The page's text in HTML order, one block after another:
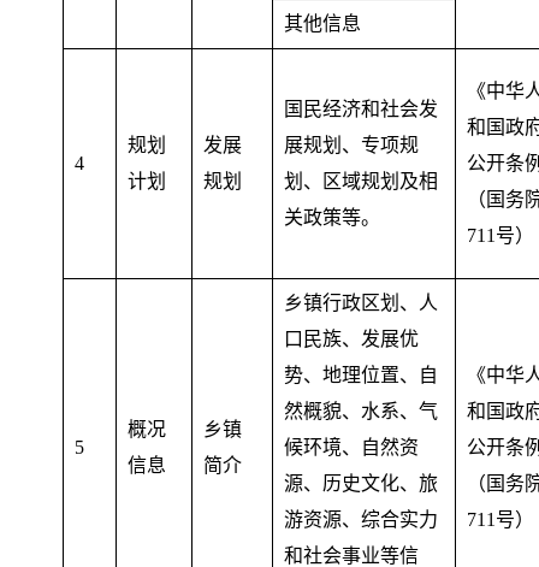
其他信息
4
规划
计划
发展
规划
国民经济和社会发
展规划、专项规
划、区域规划及相
关政策等。
《中华
和国政
公开条
（国务
711号）
5
概况
信息
乡镇
简介
乡镇行政区划、人
口民族、发展优
势、地理位置、自
然概貌、水系、气
候环境、自然资
源、历史文化、旅
游资源、综合实力
和社会事业等信
《中华
和国政
公开条
（国务
711号）